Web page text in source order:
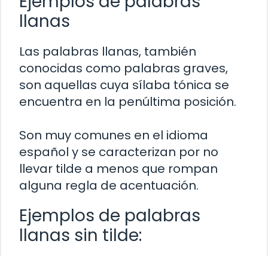
llanas
Las palabras llanas, también
conocidas como palabras graves,
son aquellas cuya sílaba tónica se
encuentra en la penúltima posición.
Son muy comunes en el idioma
español y se caracterizan por no
llevar tilde a menos que rompan
alguna regla de acentuación.
Ejemplos de palabras
llanas sin tilde: